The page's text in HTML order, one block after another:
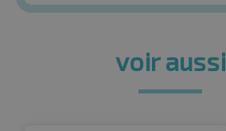
voir aussi